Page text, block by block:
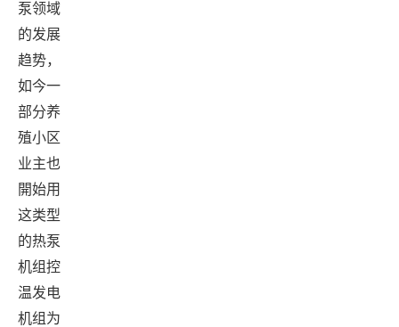
泵领域
的发展
趋势，
如今一
部分养
殖小区
业主也
開始用
这类型
的热泵
机组控
温发电
机组为